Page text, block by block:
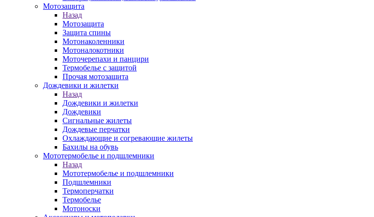
Мотозащита
Назад
Мотозащита
Защита спины
Мотонаколенники
Мотоналокотники
Моточерепахи и панцири
Термобелье с защитой
Прочая мотозащита
Дождевики и жилетки
Назад
Дождевики и жилетки
Дождевики
Сигнальные жилеты
Дождевые перчатки
Охлаждающие и согревающие жилеты
Бахилы на обувь
Мототермобелье и подшлемники
Назад
Мототермобелье и подшлемники
Подшлемники
Термоперчатки
Термобелье
Мотоноски